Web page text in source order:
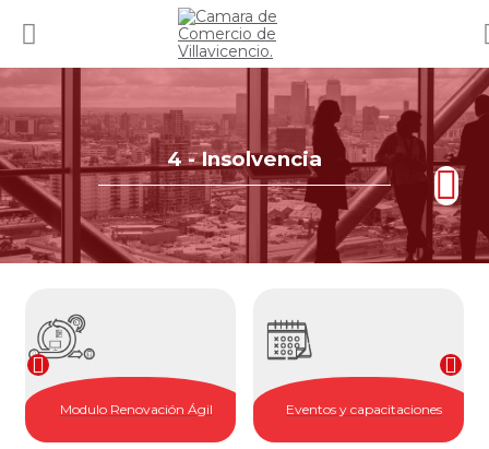
Modulo Renovación Ágil Eventos y capacitaciones
4 - Insolvencia